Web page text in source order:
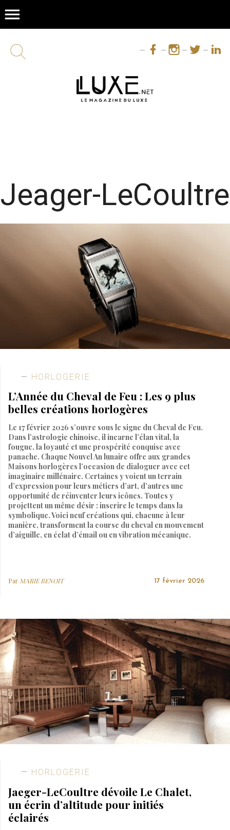
menu
Jeager-LeCoultre
HORLOGERIE
L’Année du Cheval de Feu : Les 9 plus
belles créations horlogères
Le 17 février 2026 s’ouvre sous le signe du Cheval de Feu.
Dans l’astrologie chinoise, il incarne l’élan vital, la
fougue, la loyauté et une prospérité conquise avec
panache. Chaque Nouvel An lunaire offre aux grandes
Maisons horlogères l’occasion de dialoguer avec cet
imaginaire millénaire. Certaines y voient un terrain
d’expression pour leurs métiers d’art, d’autres une
opportunité de réinventer leurs icônes. Toutes y
projettent un même désir : inscrire le temps dans la
symbolique. Voici neuf créations qui, chacune à leur
manière, transforment la course du cheval en mouvement
d’aiguille, en éclat d’émail ou en vibration mécanique.
Par MARIE BENOIT 17 février 2026
HORLOGERIE
Jaeger-LeCoultre dévoile Le Chalet,
un écrin d’altitude pour initiés
éclairés